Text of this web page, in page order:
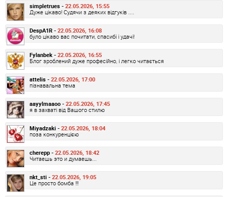
simpletrues - 22.05.2026, 15:55
Дуже цікаво! Судячи з деяких відгуків ....
DespA1R - 22.05.2026, 16:08
було цікаво вас почитати, спасибі і удачі!
Fylanbek - 22.05.2026, 16:55
Блог зроблений дуже професійно, і легко читається
attelis - 22.05.2026, 17:00
пізнавальна тема
aayylmaaoo - 22.05.2026, 17:45
я в захваті від Вашого стилю
Miyadzaki - 22.05.2026, 18:04
поза конкуренцією
cherepp - 22.05.2026, 18:42
Читаешь это и думаешь...
nkt_sti - 22.05.2026, 19:05
Це просто бомба !!!